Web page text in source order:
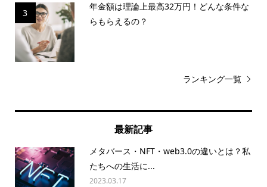
3
年金額は理論上最高32万円！どんな条件な
らもらえるの？
ランキング一覧
最新記事
メタバース・NFT・web3.0の違いとは？私
たちへの生活に...
2023.03.17